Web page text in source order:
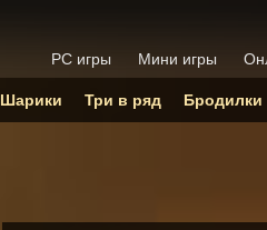
PC игры Мини игры
Шарики Три в ряд Бродилки